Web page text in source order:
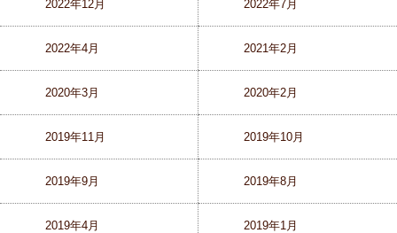
2022年12月 2022年7月
2022年4月 2021年2月
2020年3月 2020年2月
2019年11月 2019年10月
2019年9月 2019年8月
2019年4月 2019年1月